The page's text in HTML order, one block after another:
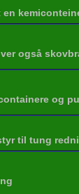
også
og
til tung